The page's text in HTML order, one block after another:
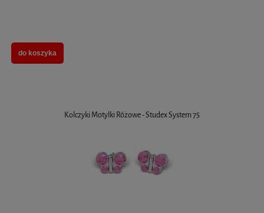
do koszyka
Kolczyki Motylki Różowe - Studex System 75